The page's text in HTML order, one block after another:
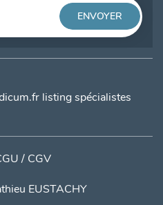
listing spécialistes
/ CGV
EUSTACHY